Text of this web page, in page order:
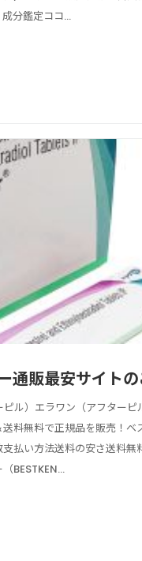
分鑑定ココ...
通販最安サイト
ル）エラワン（アフター
料無料で正規品を販売！
払い方法送料の安さ送料無
BESTKEN...